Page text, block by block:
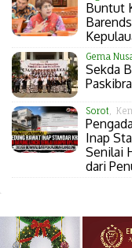
Buntut
Gema
Sekda
Sorot,
Inap
Senilai
dari